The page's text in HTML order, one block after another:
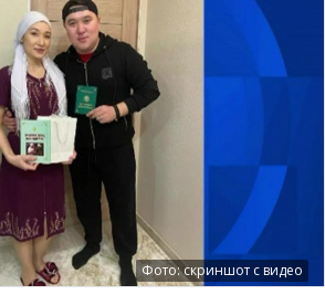
Фото: скриншот с видео